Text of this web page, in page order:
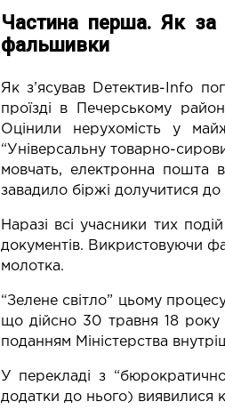
Частина перша. Як за
фальшивки
Як з’ясував Dетектив-Info
проїзді в Печерському
Оцінили нерухомість у
“Універсальну товарно-
мовчать, електронна пошта
завадило біржі долучитися до
Наразі всі учасники тих
документів. Викристовуючи
молотка.
“Зелене світло” цьому
що дійсно 30 травня 18
поданням Міністерства
У перекладі з
додатки до нього) виявилися